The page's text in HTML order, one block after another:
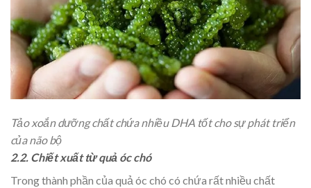
Tảo xoắn dưỡng chất chứa nhiều DHA tốt cho sự phát triển
của não bộ
2.2. Chiết xuất từ quả óc chó
Trong thành phần của quả óc chó có chứa rất nhiều chất